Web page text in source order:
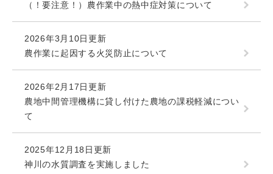
（！要注意！）農作業中の熱中症対策について
2026年3月10日更新
農作業に起因する火災防止について
2026年2月17日更新
農地中間管理機構に貸し付けた農地の課税軽減につい
て
2025年12月18日更新
神川の水質調査を実施しました